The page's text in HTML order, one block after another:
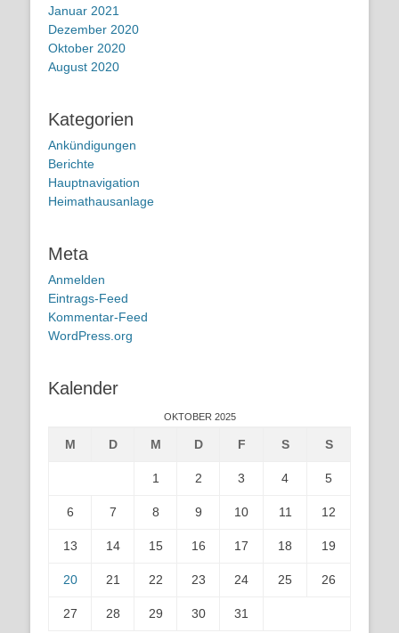
Januar 2021
Dezember 2020
Oktober 2020
August 2020
Kategorien
Ankündigungen
Berichte
Hauptnavigation
Heimathausanlage
Meta
Anmelden
Eintrags-Feed
Kommentar-Feed
WordPress.org
Kalender
OKTOBER 2025
M D M D F S S
1 2 3 4 5
6 7 8 9 10 11 12
13 14 15 16 17 18 19
20 21 22 23 24 25 26
27 28 29 30 31